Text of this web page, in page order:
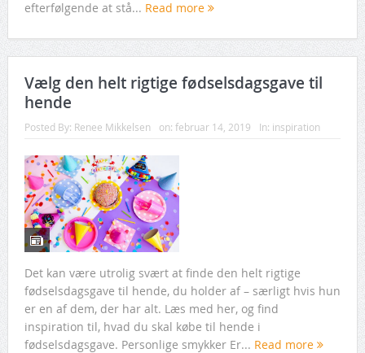
efterfølgende at stå... Read more
Vælg den helt rigtige fødselsdagsgave til
hende
Posted By: Renee Mikkelsen on: februar 14, 2019 In: inspiration
Det kan være utrolig svært at finde den helt rigtige
fødselsdagsgave til hende, du holder af – særligt hvis hun
er en af dem, der har alt. Læs med her, og find
inspiration til, hvad du skal købe til hende i
fødselsdagsgave. Personlige smykker Er... Read more